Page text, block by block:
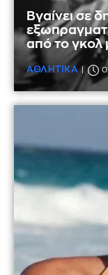
Βγαίνει σε
από το γκολ
ΑΘΛΗΤΙΚΑ